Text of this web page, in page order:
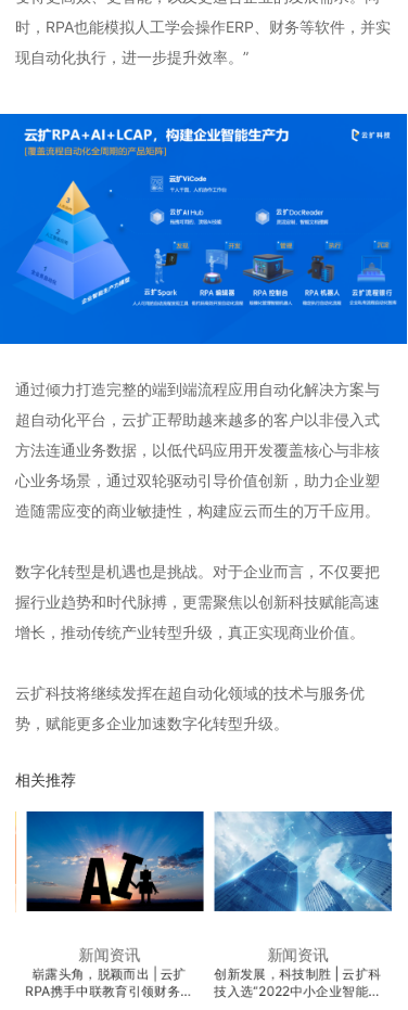
时，RPA也能模拟人工学会操作ERP、财务等软件，并实
现自动化执行，进一步提升效率。”
通过倾力打造完整的端到端流程应用自动化解决方案与
超自动化平台，云扩正帮助越来越多的客户以非侵入式
方法连通业务数据，以低代码应用开发覆盖核心与非核
心业务场景，通过双轮驱动引导价值创新，助力企业塑
造随需应变的商业敏捷性，构建应云而生的万千应用。
数字化转型是机遇也是挑战。对于企业而言，不仅要把
握行业趋势和时代脉搏，更需聚焦以创新科技赋能高速
增长，推动传统产业转型升级，真正实现商业价值。
云扩科技将继续发挥在超自动化领域的技术与服务优
势，赋能更多企业加速数字化转型升级。
相关推荐
新闻资讯
崭露头角，脱颖而出 | 云扩
RPA携手中联教育引领财务机
新闻资讯
创新发展，科技制胜 | 云扩科
技入选“2022中小企业智能化